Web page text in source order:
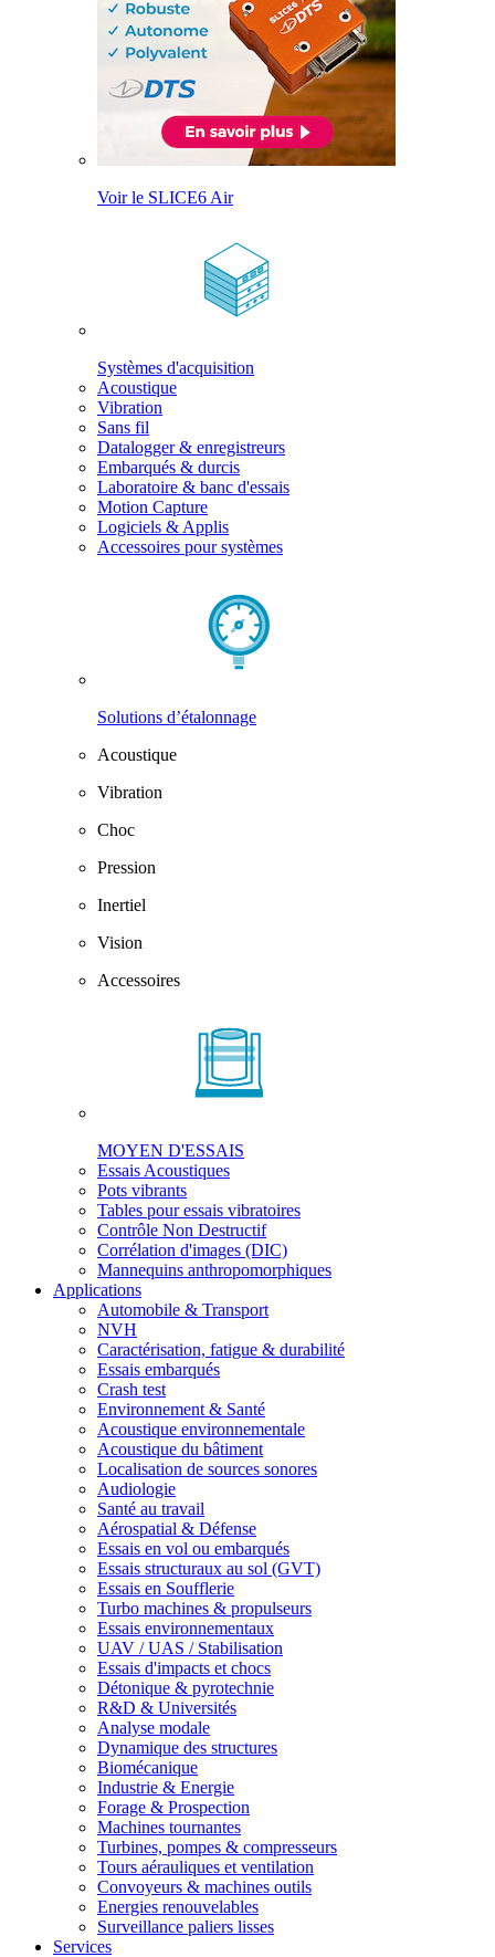
Voir le SLICE6 Air
Systèmes d'acquisition
Acoustique
Vibration
Sans fil
Datalogger & enregistreurs
Embarqués & durcis
Laboratoire & banc d'essais
Motion Capture
Logiciels & Applis
Accessoires pour systèmes
Solutions d’étalonnage
Acoustique
Vibration
Choc
Pression
Inertiel
Vision
Accessoires
MOYEN D'ESSAIS
Essais Acoustiques
Pots vibrants
Tables pour essais vibratoires
Contrôle Non Destructif
Corrélation d'images (DIC)
Mannequins anthropomorphiques
Applications
Automobile & Transport
NVH
Caractérisation, fatigue & durabilité
Essais embarqués
Crash test
Environnement & Santé
Acoustique environnementale
Acoustique du bâtiment
Localisation de sources sonores
Audiologie
Santé au travail
Aérospatial & Défense
Essais en vol ou embarqués
Essais structuraux au sol (GVT)
Essais en Soufflerie
Turbo machines & propulseurs
Essais environnementaux
UAV / UAS / Stabilisation
Essais d'impacts et chocs
Détonique & pyrotechnie
R&D & Universités
Analyse modale
Dynamique des structures
Biomécanique
Industrie & Energie
Forage & Prospection
Machines tournantes
Turbines, pompes & compresseurs
Tours aérauliques et ventilation
Convoyeurs & machines outils
Energies renouvelables
Surveillance paliers lisses
Services